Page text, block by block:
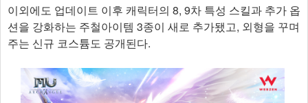
이외에도 업데이트 이후 캐릭터의 8, 9차 특성 스킬과 추가 옵
션을 강화하는 주철아이템 3종이 새로 추가됐고, 외형을 꾸며
주는 신규 코스튬도 공개된다.